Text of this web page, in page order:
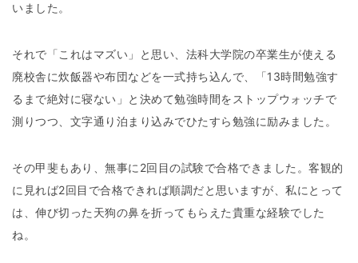
いました。
それで「これはマズい」と思い、法科大学院の卒業生が使える
廃校舎に炊飯器や布団などを一式持ち込んで、「13時間勉強す
るまで絶対に寝ない」と決めて勉強時間をストップウォッチで
測りつつ、文字通り泊まり込みでひたすら勉強に励みました。
その甲斐もあり、無事に2回目の試験で合格できました。客観的
に見れば2回目で合格できれば順調だと思いますが、私にとって
は、伸び切った天狗の鼻を折ってもらえた貴重な経験でした
ね。